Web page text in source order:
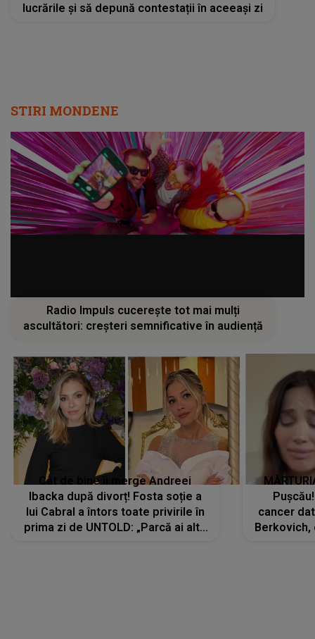
lucrările și să depună contestații în aceeași zi
STIRI MONDENE
Radio Impuls cucerește tot mai mulți
ascultători: creșteri semnificative în audiență
Cât de bine îi merge Andreei
Ibacka după divorț! Fosta soție a
lui Cabral a întors toate privirile în
prima zi de UNTOLD: „Parcă ai altă
cancer
Berkovich,